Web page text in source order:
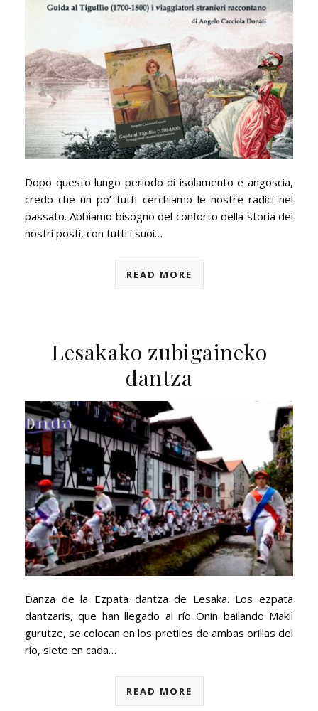
Dopo questo lungo periodo di isolamento e angoscia,
credo che un po’ tutti cerchiamo le nostre radici nel
passato. Abbiamo bisogno del conforto della storia dei
nostri posti, con tutti i suoi…
READ MORE
Lesakako zubigaineko
dantza
Danza de la Ezpata dantza de Lesaka. Los ezpata
dantzaris, que han llegado al río Onin bailando Makil
gurutze, se colocan en los pretiles de ambas orillas del
río, siete en cada…
READ MORE